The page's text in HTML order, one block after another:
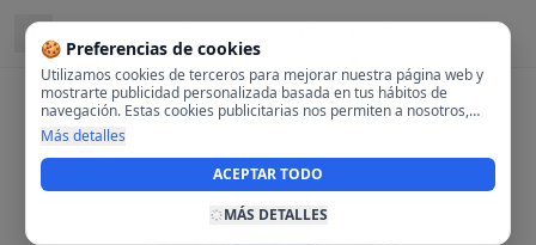
🍪 Preferencias de cookies
Utilizamos cookies de terceros para mejorar nuestra página web y
mostrarte publicidad personalizada basada en tus hábitos de
navegación. Estas cookies publicitarias nos permiten a nosotros,
analizar tu navegación en nuestra página y en internet para
mostrarte anuncios relevantes para ti. Al activarlas, aceptas el uso
de cookies para fines publicitarios y la recopilación y tratamiento de
tus datos de navegación, incluyendo la posible compartición de
Más detalles
ACEPTAR TODO
MÁS DETALLES